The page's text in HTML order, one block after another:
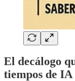
El decálogo
tiempos de IA